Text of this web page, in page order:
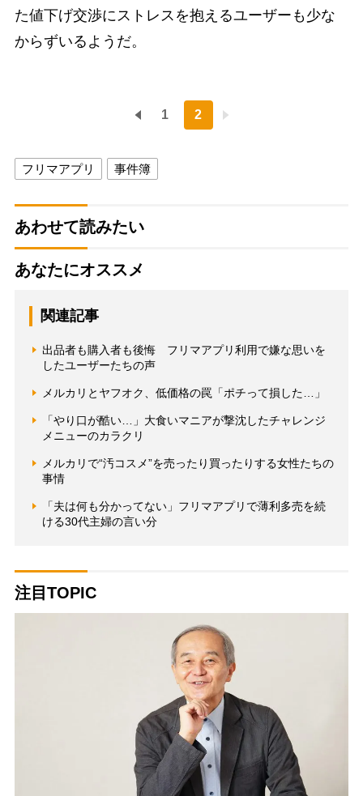
た値下げ交渉にストレスを抱えるユーザーも少な
からずいるようだ。
1 2
フリマアプリ 事件簿
あわせて読みたい
あなたにオススメ
関連記事
出品者も購入者も後悔 フリマアプリ利用で嫌な思いを
したユーザーたちの声
メルカリとヤフオク、低価格の罠「ポチって損した…」
「やり口が酷い…」大食いマニアが撃沈したチャレンジ
メニューのカラクリ
メルカリで“汚コスメ”を売ったり買ったりする女性たちの
事情
「夫は何も分かってない」フリマアプリで薄利多売を続
ける30代主婦の言い分
注目TOPIC